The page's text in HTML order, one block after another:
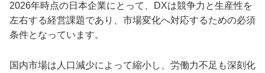
2026年時点の日本企業にとって、DXは競争力と生産性を
左右する経営課題であり、市場変化へ対応するための必須
条件となっています。
国内市場は人口減少によって縮小し、労働力不足も深刻化